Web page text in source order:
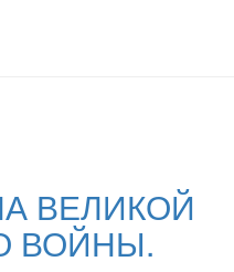
ВЕЛИКОЙ
ВОЙНЫ.